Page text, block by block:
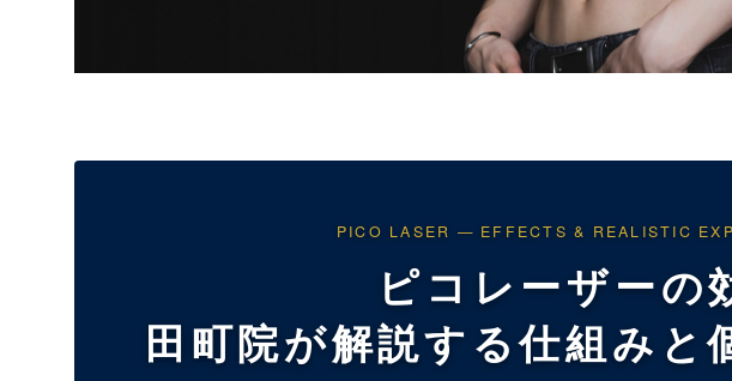
PICO LASER — EFFECTS & REALISTIC
ピコレーザーの
田町院が解説する仕組みと